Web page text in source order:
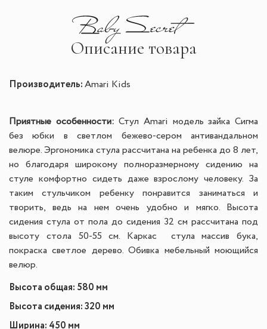
Описание товара
Производитель: Amari Kids
Приятные особенности:Стул Amari модель зайка Сигма
без юбки в светлом бежево-сером антивандальном
велюре. Эргономика стула рассчитана на ребенка до 8 лет,
но благодаря широкому полноразмерному сидению на
стуле комфортно сидеть даже взрослому человеку. За
таким стульчиком ребенку понравится заниматься и
творить, ведь на нем очень удобно и мягко. Высота
сидения стула от пола до сидения 32 см рассчитана под
высоту стола 50-55 см. Каркас стула массив бука,
покраска светлое дерево. Обивка мебельный моющийся
велюр.
Высота общая: 580 мм
Высота сидения: 320 мм
Ширина: 450 мм